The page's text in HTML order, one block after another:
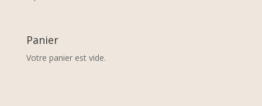
Panier
Votre panier est vide.